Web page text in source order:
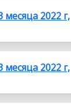
2022 г,
2022 г,